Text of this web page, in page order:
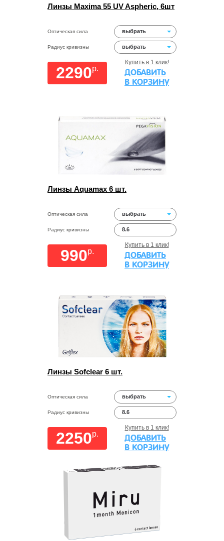
Линзы Maxima 55 UV Aspheric, 6шт
Оптическая сила выбрать
Радиус кривизны выбрать
2290p.
Купить в 1 клик!
ДОБАВИТЬ
В КОРЗИНУ
Линзы Aquamax 6 шт.
Оптическая сила выбрать
Радиус кривизны 8.6
990p.
Купить в 1 клик!
ДОБАВИТЬ
В КОРЗИНУ
Линзы Sofclear 6 шт.
Оптическая сила выбрать
Радиус кривизны 8.6
2250p.
Купить в 1 клик!
ДОБАВИТЬ
В КОРЗИНУ